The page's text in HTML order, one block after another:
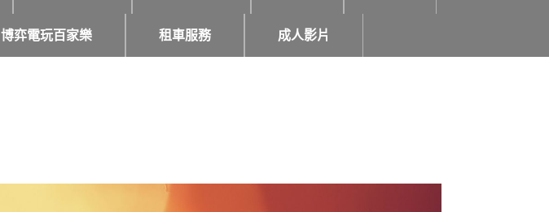
博弈電玩百家樂 租車服務 成人影片